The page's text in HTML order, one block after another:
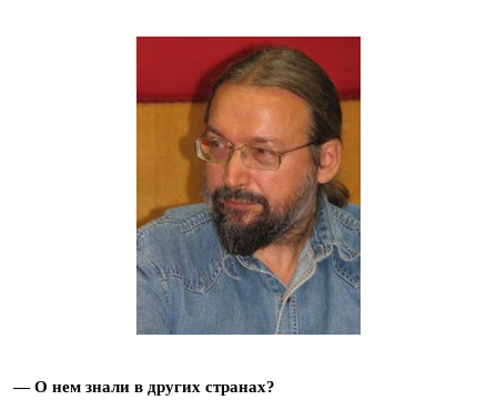
— О нем знали в других странах?